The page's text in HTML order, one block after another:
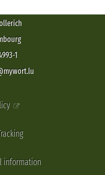
1
information